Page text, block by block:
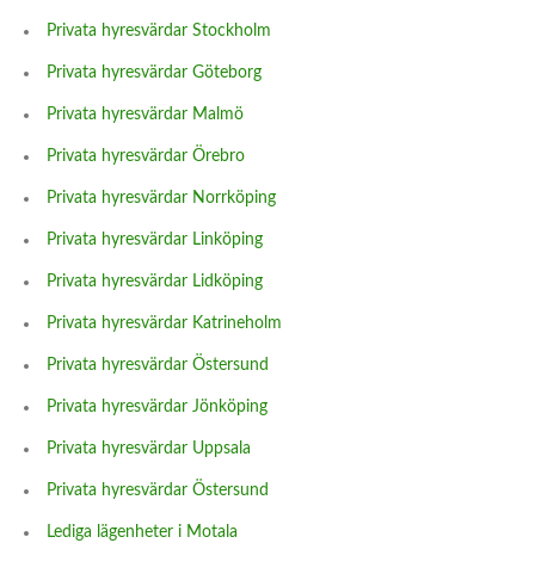
Privata hyresvärdar Stockholm
Privata hyresvärdar Göteborg
Privata hyresvärdar Malmö
Privata hyresvärdar Örebro
Privata hyresvärdar Norrköping
Privata hyresvärdar Linköping
Privata hyresvärdar Lidköping
Privata hyresvärdar Katrineholm
Privata hyresvärdar Östersund
Privata hyresvärdar Jönköping
Privata hyresvärdar Uppsala
Privata hyresvärdar Östersund
Lediga lägenheter i Motala